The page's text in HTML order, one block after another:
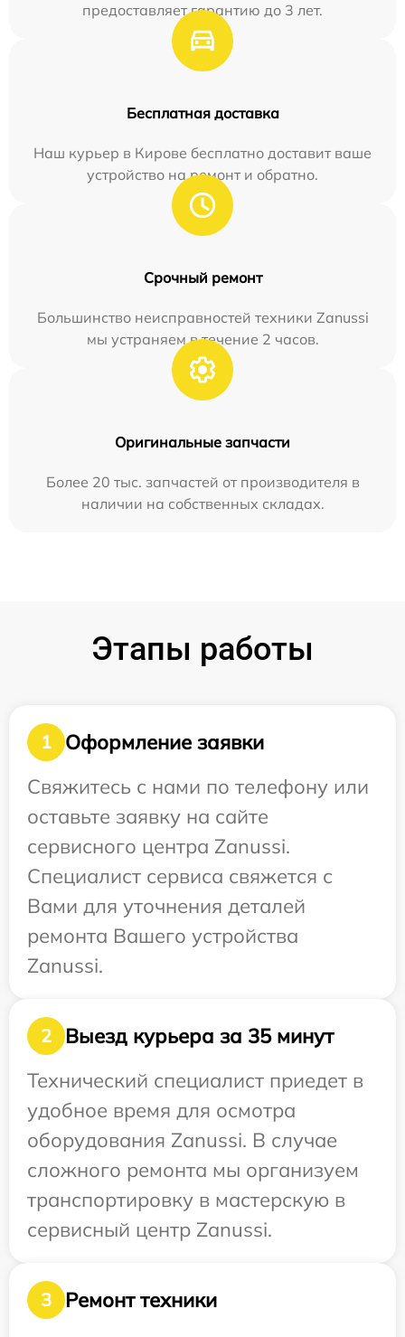
предоставляет гарантию до 3 лет.
Бесплатная доставка
Наш курьер в Кирове бесплатно доставит ваше
устройство на ремонт и обратно.
Срочный ремонт
Большинство неисправностей техники Zanussi
мы устраняем в течение 2 часов.
Оригинальные запчасти
Более 20 тыс. запчастей от производителя в
наличии на собственных складах.
Этапы работы
1
Оформление заявки
Свяжитесь с нами по телефону или
оставьте заявку на сайте
сервисного центра Zanussi.
Специалист сервиса свяжется с
Вами для уточнения деталей
ремонта Вашего устройства
Zanussi.
2
Выезд курьера за 35 минут
Технический специалист приедет в
удобное время для осмотра
оборудования Zanussi. В случае
сложного ремонта мы организуем
транспортировку в мастерскую в
сервисный центр Zanussi.
3
Ремонт техники